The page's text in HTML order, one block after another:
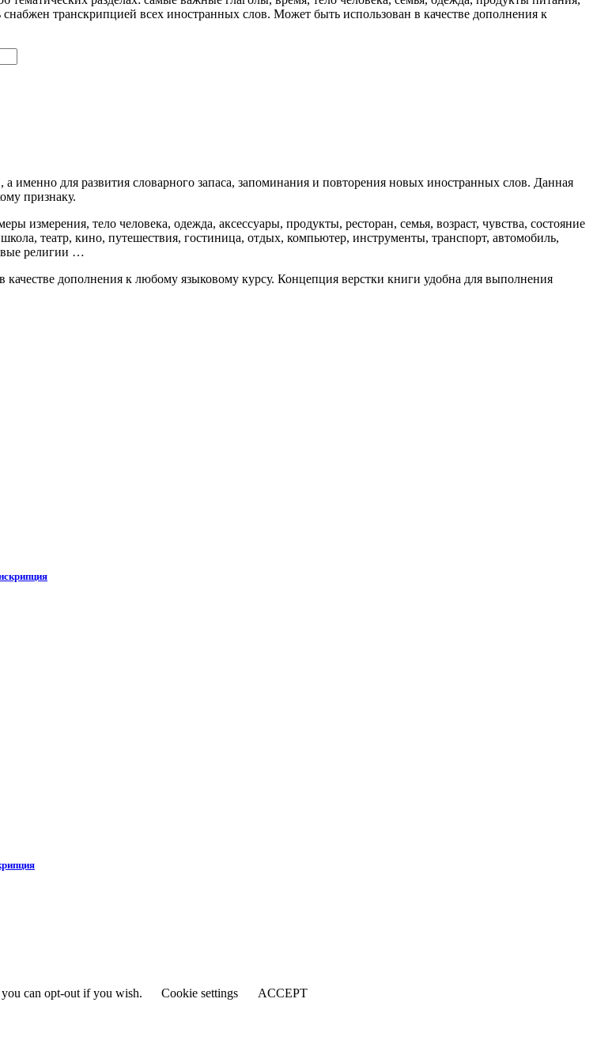
транскрипцией всех иностранных слов. Может быть использован в качестве дополнения к
именно для развития словарного запаса, запоминания и повторения новых иностранных слов. Данная
признаку.
измерения, тело человека, одежда, аксессуары, продукты, ресторан, семья, возраст, чувства, состояние
театр, кино, путешествия, гостиница, отдых, компьютер, инструменты, транспорт, автомобиль,
религии …
дополнения к любому языковому курсу. Концепция верстки книги удобна для выполнения
can opt-out if you wish. Cookie settings
ACCEPT